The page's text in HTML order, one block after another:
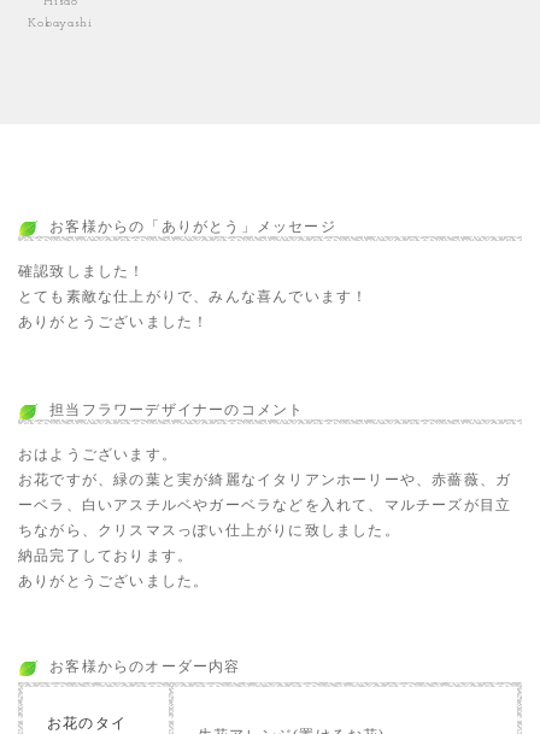
Kobayashi
お客様からの「ありがとう」メッセージ
確認致しました！
とても素敵な仕上がりで、みんな喜んでいます！
ありがとうございました！
担当フラワーデザイナーのコメント
おはようございます。
お花ですが、緑の葉と実が綺麗なイタリアンホーリーや、赤薔薇、ガ
ーベラ、白いアスチルベやガーベラなどを入れて、マルチーズが目立
ちながら、クリスマスっぽい仕上がりに致しました。
納品完了しております。
ありがとうございました。
お客様からのオーダー内容
お花のタイ